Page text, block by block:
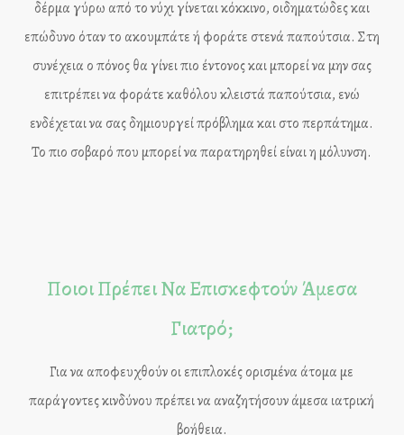
δέρμα γύρω από το νύχι γίνεται κόκκινο, οιδηματώδες και
επώδυνο όταν το ακουμπάτε ή φοράτε στενά παπούτσια. Στη
συνέχεια ο πόνος θα γίνει πιο έντονος και μπορεί να μην σας
επιτρέπει να φοράτε καθόλου κλειστά παπούτσια, ενώ
ενδέχεται να σας δημιουργεί πρόβλημα και στο περπάτημα.
Το πιο σοβαρό που μπορεί να παρατηρηθεί είναι η μόλυνση.
Ποιοι Πρέπει Να Επισκεφτούν Άμεσα
Γιατρό;
Για να αποφευχθούν οι επιπλοκές ορισμένα άτομα με
παράγοντες κινδύνου πρέπει να αναζητήσουν άμεσα ιατρική
βοήθεια.